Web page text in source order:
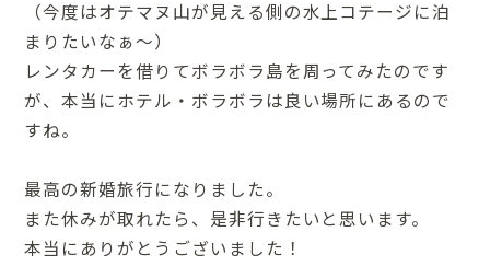
（今度はオテマヌ山が見える側の水上コテージに泊
まりたいなぁ～）
レンタカーを借りてボラボラ島を周ってみたのです
が、本当にホテル・ボラボラは良い場所にあるので
すね。
最高の新婚旅行になりました。
また休みが取れたら、是非行きたいと思います。
本当にありがとうございました！